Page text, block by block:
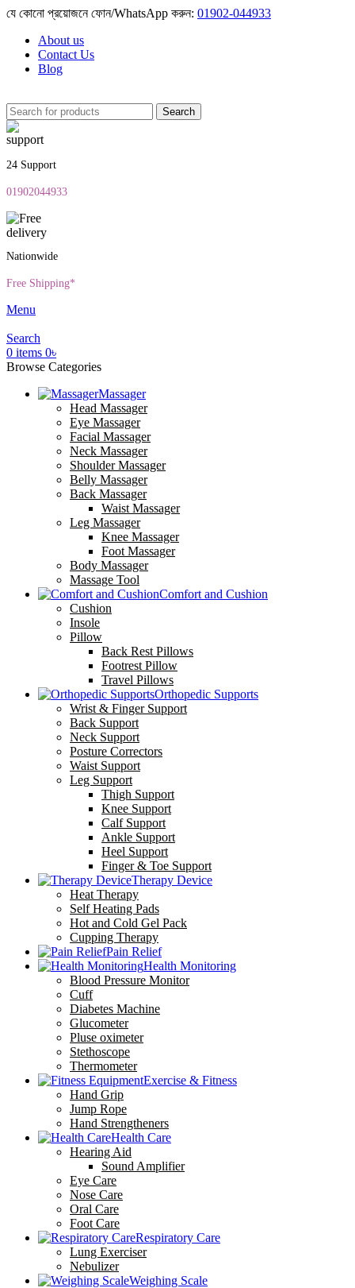
যে কোনো প্রয়োজনে ফোন/WhatsApp করুন: 01902-044933
About us
Contact Us
Blog
Search
24 Support
01902044933
Nationwide
Free Shipping*
Menu
Search
0 items 0৳
Browse Categories
Massager
Head Massager
Eye Massager
Facial Massager
Neck Massager
Shoulder Massager
Belly Massager
Back Massager
Waist Massager
Leg Massager
Knee Massager
Foot Massager
Body Massager
Massage Tool
Comfort and Cushion
Cushion
Insole
Pillow
Back Rest Pillows
Footrest Pillow
Travel Pillows
Orthopedic Supports
Wrist & Finger Support
Back Support
Neck Support
Posture Correctors
Waist Support
Leg Support
Thigh Support
Knee Support
Calf Support
Ankle Support
Heel Support
Finger & Toe Support
Therapy Device
Heat Therapy
Self Heating Pads
Hot and Cold Gel Pack
Cupping Therapy
Pain Relief
Health Monitoring
Blood Pressure Monitor
Cuff
Diabetes Machine
Glucometer
Pluse oximeter
Stethoscope
Thermometer
Exercise & Fitness
Hand Grip
Jump Rope
Hand Strengtheners
Health Care
Hearing Aid
Sound Amplifier
Eye Care
Nose Care
Oral Care
Foot Care
Respiratory Care
Lung Exerciser
Nebulizer
Weighing Scale